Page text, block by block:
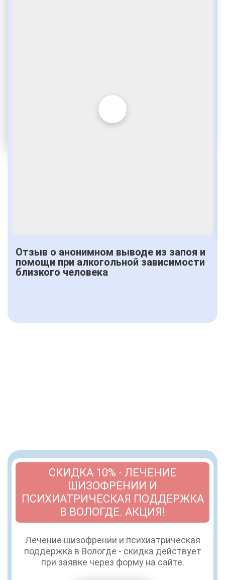
Квалифицированные психологи с даром убеждения
Вытрезвление в стационаре
Отзыв о анонимном выводе из запоя и
помощи при алкогольной зависимости
близкого человека
СКИДКА 10% - ЛЕЧЕНИЕ
ШИЗОФРЕНИИ И
ПСИХИАТРИЧЕСКАЯ ПОДДЕРЖКА
В ВОЛОГДЕ. АКЦИЯ!
Лечение шизофрении и психиатрическая
поддержка в Вологде - скидка действует
при заявке через форму на сайте.